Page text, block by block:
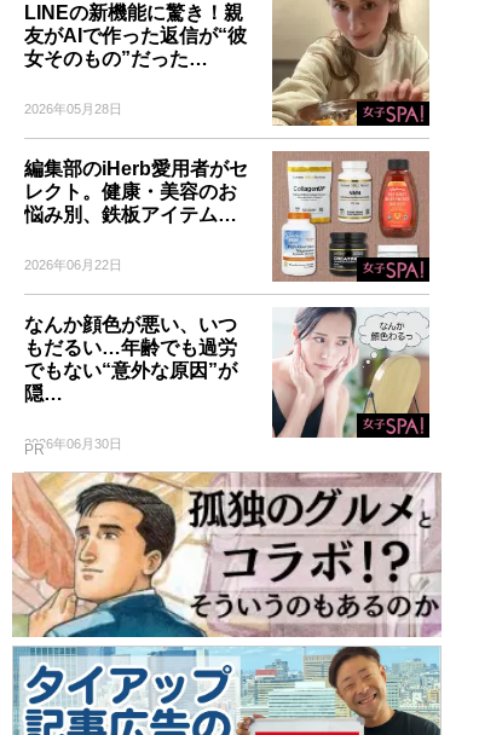
LINEの新機能に驚き！親
友がAIで作った返信が“彼
女そのもの”だった…
2026年05月28日
編集部のiHerb愛用者がセ
レクト。健康・美容のお
悩み別、鉄板アイテム…
2026年06月22日
なんか顔色が悪い、いつ
もだるい…年齢でも過労
でもない“意外な原因”が
隠…
2026年06月30日
PR